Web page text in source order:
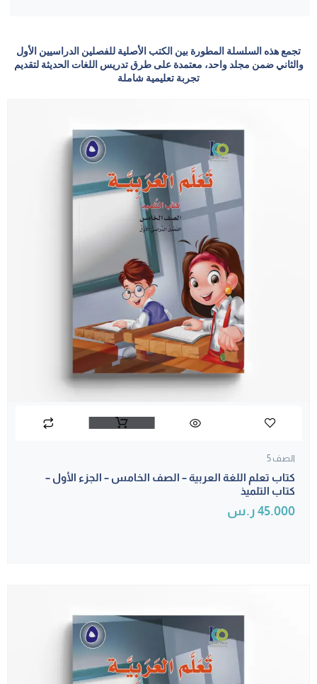
تجمع هذه السلسلة المطورة بين الكتب الأصلية للفصلين الدراسيين الأول
والثاني ضمن مجلد واحد، معتمدة على طرق تدريس اللغات الحديثة لتقديم
تجربة تعليمية شاملة
الصف 5
كتاب تعلم اللغة العربية – الصف الخامس – الجزء الأول –
كتاب التلميذ
45.000 ر.س